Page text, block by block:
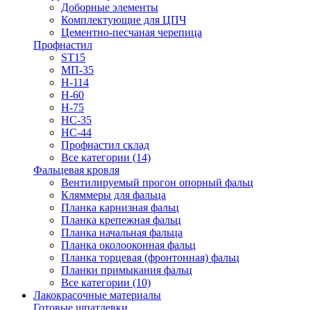
Доборные элементы
Комплектующие для ЦПЧ
Цементно-песчаная черепица
Профнастил
ST15
МП-35
Н-114
Н-60
Н-75
НС-35
НС-44
Профнастил склад
Все категории (14)
Фальцевая кровля
Вентилируемый прогон опорный фальц
Кляммеры для фальца
Планка карнизная фальц
Планка крепежная фальц
Планка начальная фальца
Планка околооконная фальц
Планка торцевая (фронтонная) фальц
Планки примыкания фальц
Все категории (10)
Лакокрасочные материалы
Готовые шпатлевки